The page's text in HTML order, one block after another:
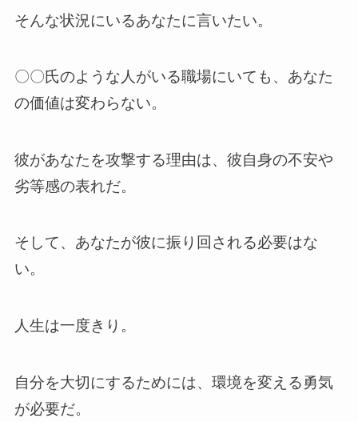
そんな状況にいるあなたに言いたい。
〇〇氏のような人がいる職場にいても、あなた
の価値は変わらない。
彼があなたを攻撃する理由は、彼自身の不安や
劣等感の表れだ。
そして、あなたが彼に振り回される必要はな
い。
人生は一度きり。
自分を大切にするためには、環境を変える勇気
が必要だ。